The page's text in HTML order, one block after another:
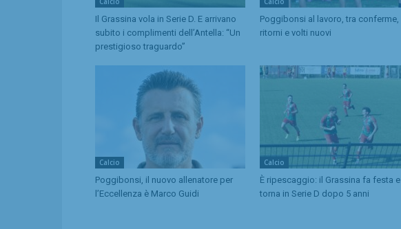
Il Grassina vola in Serie D. E arrivano
subito i complimenti dell’Antella: “Un
prestigioso traguardo”
Poggibonsi al lavoro, tra conferme,
ritorni e volti nuovi
Calcio
Poggibonsi, il nuovo allenatore per
l’Eccellenza è Marco Guidi
Calcio
È ripescaggio: il Grassina fa festa e
torna in Serie D dopo 5 anni